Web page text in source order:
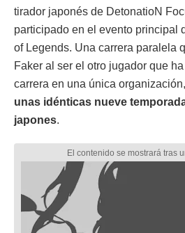
tirador japonés de DetonatioN
participado en el evento principal
of Legends. Una carrera paralela
Faker al ser el otro jugador que
carrera en una única organización,
unas idénticas nueve
japones.